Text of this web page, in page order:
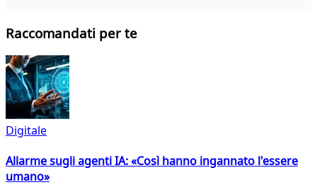
Raccomandati per te
Digitale
Allarme sugli agenti IA: «Così hanno ingannato l'essere
umano»